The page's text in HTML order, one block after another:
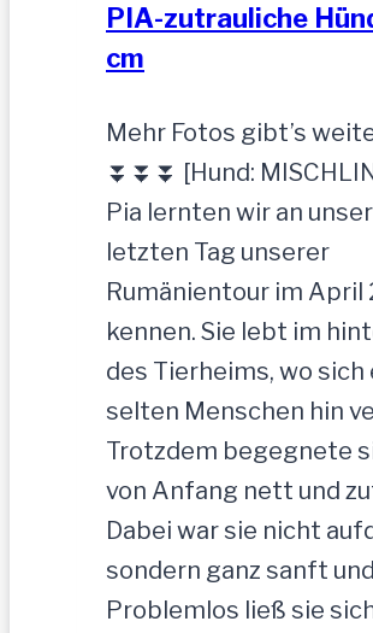
PIA-zutrauliche
cm
Mehr Fotos gibt’s
⏬⏬⏬ [Hund:
Pia lernten wir an
letzten Tag unserer
Rumänientour im April
kennen. Sie lebt im
des Tierheims, wo sich
selten Menschen hin
Trotzdem begegnete
von Anfang nett und
Dabei war sie nicht
sondern ganz sanft
Problemlos ließ sie